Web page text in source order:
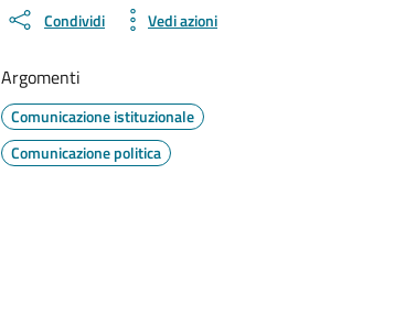
Condividi Vedi azioni
Argomenti
Comunicazione istituzionale
Comunicazione politica